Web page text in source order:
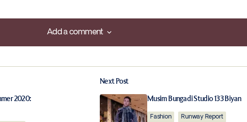
Add a comment
Add a comment
published. Required fields are marked
2020:
Next Post
Musim Bunga di Studio 133 Biyan
Fashion
Runway Report